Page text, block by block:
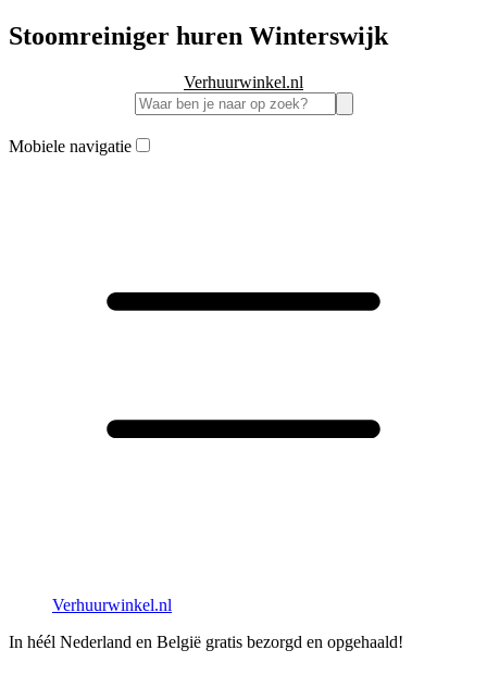
Stoomreiniger huren Winterswijk
Verhuurwinkel.nl
Mobiele navigatie
Verhuurwinkel.nl
In héél Nederland en België gratis bezorgd en opgehaald!